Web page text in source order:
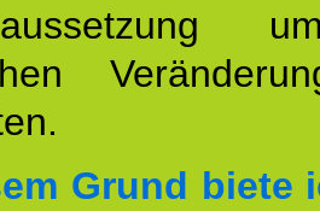
Grund biete